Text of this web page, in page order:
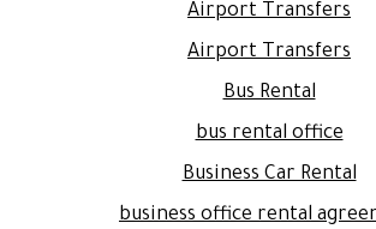
Airport Transfers
Airport Transfers
Bus Rental
bus rental office
Business Car Rental
business office rental